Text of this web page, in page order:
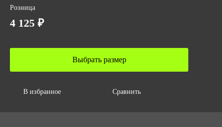
Вес за ед,кг
1.2
Объем упаковки,м3
Розница
4 125 ₽
Выбрать размер
В избранное Сравнить